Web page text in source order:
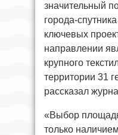
значительный
города-
ключевых
направлении
крупного
территории 31
рассказал
«Выбор
только